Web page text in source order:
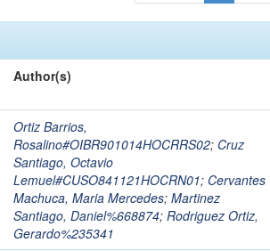
Author(s)
Ortiz Barrios,
Rosalino#OIBR901014HOCRRS02; Cruz
Santiago, Octavio
Lemuel#CUSO841121HOCRN01; Cervantes
Machuca, Maria Mercedes; Martinez
Santiago, Daniel%668874; Rodriguez Ortiz,
Gerardo%235341